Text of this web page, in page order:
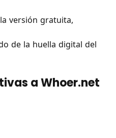
versión gratuita,
de la huella digital del
a Whoer.net